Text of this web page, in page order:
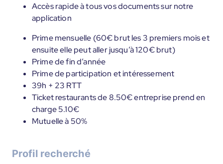
Accès rapide à tous vos documents sur notre
application
Prime mensuelle (60€ brut les 3 premiers mois et
ensuite elle peut aller jusqu’à 120€ brut)
Prime de fin d’année
Prime de participation et intéressement
39h + 23 RTT
Ticket restaurants de 8.50€ entreprise prend en
charge 5.10€
Mutuelle à 50%
Profil recherché